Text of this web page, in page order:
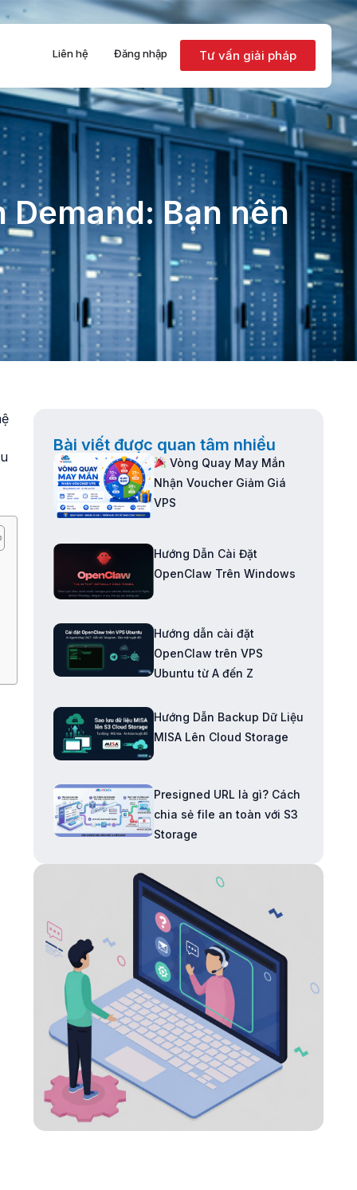
Liên hệ Đăng nhập Tư vấn giải pháp
Bạn nên
Bài viết được quan tâm nhiều
Vòng Quay May Mắn
Nhận Voucher Giảm Giá
VPS
Hướng Dẫn Cài Đặt
OpenClaw Trên Windows
Hướng dẫn cài đặt
OpenClaw trên VPS
Ubuntu từ A đến Z
Hướng Dẫn Backup Dữ Liệu
MISA Lên Cloud Storage
Presigned URL là gì? Cách
chia sẻ file an toàn với S3
Storage